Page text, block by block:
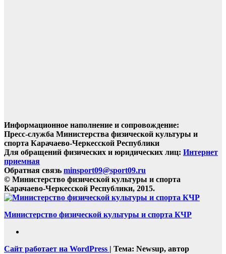
Информационное наполнение и сопровождение:
Пресс-служба Министерства физической культуры и
спорта Карачаево-Черкесской Республики
Для обращений физических и юридических лиц: Интернет
приемная
Обратная связь minsport09@sport09.ru
© Министерство физической культуры и спорта
Карачаево-Черкесской Республики, 2015.
Министерство физической культуры и спорта КЧР
Сайт работает на WordPress | Тема: Newsup, автор